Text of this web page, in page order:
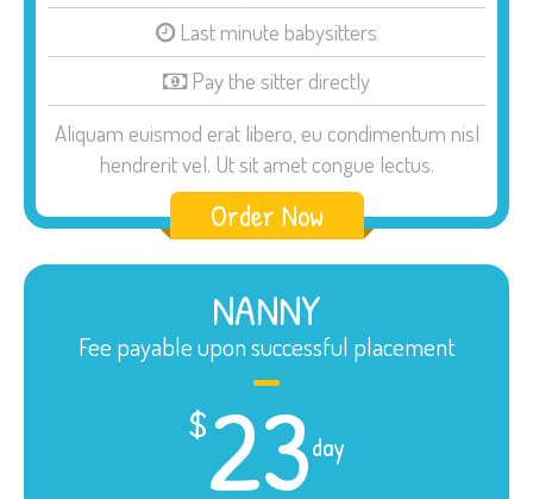
Last minute babysitters
Pay the sitter directly
Aliquam euismod erat libero, eu condimentum nisl
hendrerit vel. Ut sit amet congue lectus.
Order Now
NANNY
Fee payable upon successful placement
$23day